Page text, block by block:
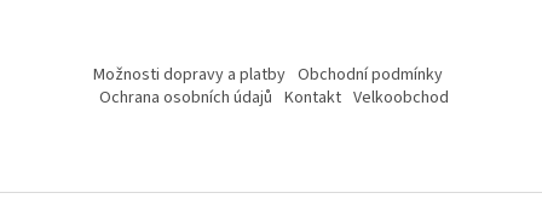
Možnosti dopravy a platby Obchodní podmínky
Ochrana osobních údajů Kontakt Velkoobchod